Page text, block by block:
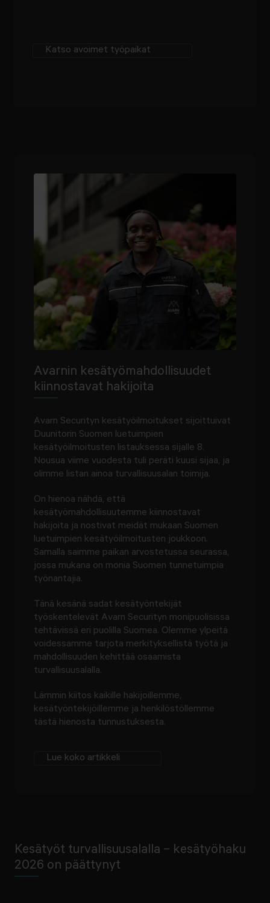
Katso avoimet työpaikat
Avarnin kesätyömahdollisuudet
kiinnostavat hakijoita
Avarn Securityn kesätyöilmoitukset sijoittuivat
Duunitorin Suomen luetuimpien
kesätyöilmoitusten listauksessa sijalle 8.
Nousua viime vuodesta tuli peräti kuusi sijaa, ja
olimme listan ainoa turvallisuusalan toimija.
On hienoa nähdä, että
kesätyömahdollisuutemme kiinnostavat
hakijoita ja nostivat meidät mukaan Suomen
luetuimpien kesätyöilmoitusten joukkoon.
Samalla saimme paikan arvostetussa seurassa,
jossa mukana on monia Suomen tunnetuimpia
työnantajia.
Tänä kesänä sadat kesätyöntekijät
työskentelevät Avarn Securityn monipuolisissa
tehtävissä eri puolilla Suomea. Olemme ylpeitä
voidessamme tarjota merkityksellistä työtä ja
mahdollisuuden kehittää osaamista
turvallisuusalalla.
Lämmin kiitos kaikille hakijoillemme,
kesätyöntekijöillemme ja henkilöstöllemme
tästä hienosta tunnustuksesta.
Lue koko artikkeli
Kesätyöt turvallisuusalalla – kesätyöhaku
2026 on päättynyt